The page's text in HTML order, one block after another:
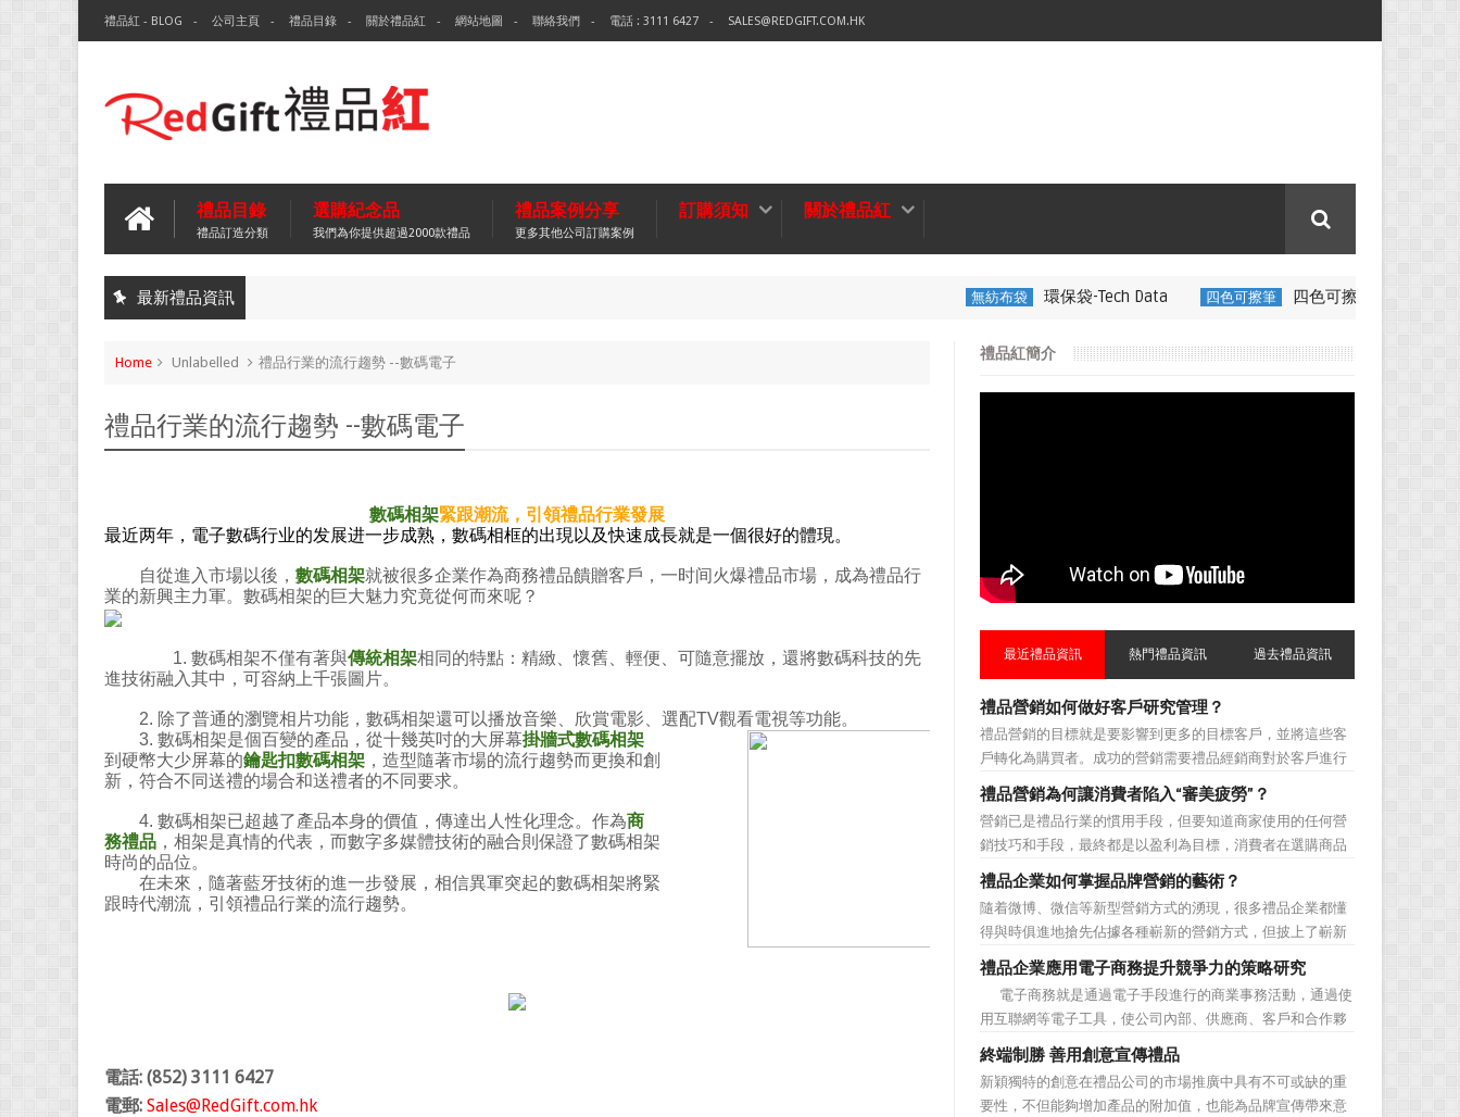
禮品紅 - BLOG 公司主頁 禮品目錄 關於禮品紅 網站地圖 聯絡我們 電話 : 3111 6427 SALES@REDGIFT.COM.HK
禮品目錄
禮品訂造分類
選購紀念品
我們為你提供超過2000款禮品
禮品案例分享
更多其他公司訂購案例
訂購須知 關於禮品紅
最新禮品資訊 環保袋-Tech Data 四色可擦筆 四色可擦筆-百通電纜
Home Unlabelled 禮品行業的流行趨勢 --數碼電子
禮品行業的流行趨勢 --數碼電子
數碼相架緊跟潮流，引領禮品行業發展
最近两年，電子數碼行业的发展进一步成熟，數碼相框的出現以及快速成長就是一個很好的體現。
自從進入市場以後， 數碼相架就被很多企業作為商務禮品饋贈客戶，一时间火爆禮品市場，成為禮品行
業的新興主力軍。數碼相架的巨大魅力究竟從何而來呢？
1. 數碼相架不僅有著與傳統相架相同的特點：精緻、懷舊、輕便、可隨意擺放，還將數碼科技的先
進技術融入其中，可容納上千張圖片。
2. 除了普通的瀏覽相片功能，數碼相架還可以播放音樂、欣賞電影、選配TV觀看電視等功能。
3. 數碼相架是個百變的產品，從十幾英吋的大屏幕掛牆式數碼相架
到硬幣大少屏幕的鑰匙扣數碼相架 ，造型隨著市場的流行趨勢而更換和創
新，符合不同送禮的場合和送禮者的不同要求。
4. 數碼相架已超越了產品本身的價值，傳達出人性化理念。作為商
務禮品 ，相架是真情的代表，而數字多媒體技術的融合則保證了數碼相架
時尚的品位。
在未來，隨著藍牙技術的進一步發展，相信異軍突起的數碼相架將緊
跟時代潮流，引領禮品行業的流行趨勢。
電話: (852) 3111 6427
電郵: Sales@RedGift.com.hk
禮品紅簡介
最近禮品資訊 熱門禮品資訊 過去禮品資訊
禮品營銷如何做好客戶研究管理？
禮品營銷的目標就是要影響到更多的目標客戶，並將這些客
戶轉化為購買者。成功的營銷需要禮品經銷商對於客戶進行
相應的分類，了解不同類型客戶的貢獻度，從而有的放矢的
制定相應的營銷對策，而這需要對於客戶研究方面更多地投
入，這不僅是銷售環節的事，也需要營銷管理策略的整體支
持。具體來說，有以下...
禮品營銷為何讓消費者陷入“審美疲勞”？
營銷已是禮品行業的慣用手段，但要知道商家使用的任何營
銷技巧和手段，最終都是以盈利為目標，消費者在選購商品
時最為關注的便是如何利用最低的費用購買到最超值的貨
品。在禮品公司使用常規的營銷方式的同時，消費者也不免
走陷入了“審美疲勞”。 編者總結了最讓消費者對禮品行
業營銷產生免疫...
禮品企業如何掌握品牌營銷的藝術？
隨着微博、微信等新型營銷方式的湧現，很多禮品企業都懂
得與時俱進地搶先佔據各種嶄新的營銷方式，但披上了嶄新
的營銷軀殼，卻沒有掌握營銷的靈魂。要知道，營銷真正的
價值不是將品牌鋪設到消費者眼前，而是將品牌印到消費者
心裡 與消費者的心理距離的拉近，並不是一朝一夕的事
情，需要做好持...
禮品企業應用電子商務提升競爭力的策略研究
電子商務就是通過電子手段進行的商業事務活動，通過使
用互聯網等電子工具，使公司內部、供應商、客戶和合作夥
伴之間，利用電子業務共享信息，實現企業間業務流程的電
子化，配合企業內部的電子化生產管理系統，提高企業的生
產、庫存、流通和資金等各個環節的效率。它具有結構性、
終端制勝 善用創意宣傳禮品
新穎獨特的創意在禮品公司的市場推廣中具有不可或缺的重
要性，不但能夠增加產品的附加值，也能為品牌宣傳帶來意